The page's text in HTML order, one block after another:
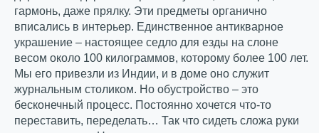
гармонь, даже прялку. Эти предметы органично
вписались в интерьер. Единственное антикварное
украшение – настоящее седло для езды на слоне
весом около 100 килограммов, которому более 100 лет.
Мы его привезли из Индии, и в доме оно служит
журнальным столиком. Но обустройство – это
бесконечный процесс. Постоянно хочется что-то
переставить, переделать… Так что сидеть сложа руки